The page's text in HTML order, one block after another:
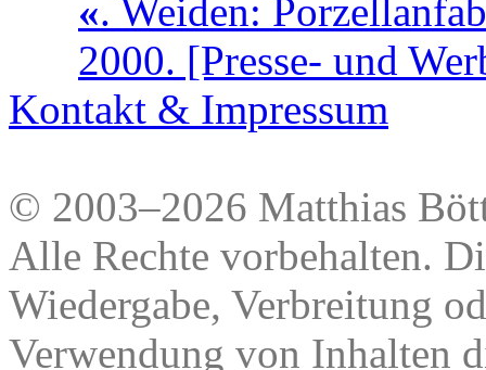
«. Weiden:
2000. [Presse- und
Kontakt & Impressum
© 2003–2026 Matthias
Alle Rechte vorbehalten.
Wiedergabe, Verbreitung
Verwendung von Inhalten